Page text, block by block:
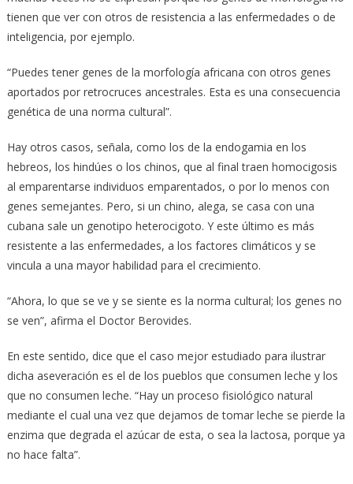
tienen que ver con otros de resistencia a las enfermedades o de
inteligencia, por ejemplo.
“Puedes tener genes de la morfología africana con otros genes
aportados por retrocruces ancestrales. Esta es una consecuencia
genética de una norma cultural”.
Hay otros casos, señala, como los de la endogamia en los
hebreos, los hindúes o los chinos, que al final traen homocigosis
al emparentarse individuos emparentados, o por lo menos con
genes semejantes. Pero, si un chino, alega, se casa con una
cubana sale un genotipo heterocigoto. Y este último es más
resistente a las enfermedades, a los factores climáticos y se
vincula a una mayor habilidad para el crecimiento.
“Ahora, lo que se ve y se siente es la norma cultural; los genes no
se ven”, afirma el Doctor Berovides.
En este sentido, dice que el caso mejor estudiado para ilustrar
dicha aseveración es el de los pueblos que consumen leche y los
que no consumen leche. “Hay un proceso fisiológico natural
mediante el cual una vez que dejamos de tomar leche se pierde la
enzima que degrada el azúcar de esta, o sea la lactosa, porque ya
no hace falta”.